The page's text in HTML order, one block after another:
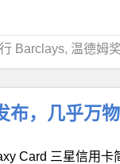
Barclays, 温德姆
，几乎万物
Card 三星信用卡